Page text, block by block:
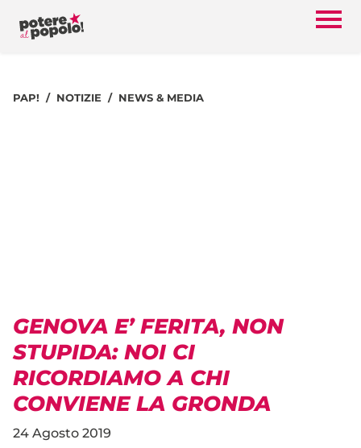
PAP! NOTIZIE NEWS & MEDIA
GENOVA E’ FERITA, NON
STUPIDA: NOI CI
RICORDIAMO A CHI
CONVIENE LA GRONDA
24 Agosto 2019